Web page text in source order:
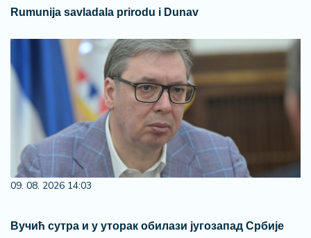
Rumunija savladala prirodu i Dunav
09. 08. 2026 14:03
Вучић сутра и у уторак обилази југозапад Србије